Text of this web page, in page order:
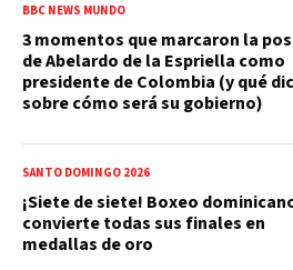
BBC NEWS MUNDO
3 momentos que marcaron la
de Abelardo de la Espriella como
presidente de Colombia (y qué
sobre cómo será su gobierno)
SANTO DOMINGO 2026
¡Siete de siete! Boxeo
convierte todas sus finales en
medallas de oro